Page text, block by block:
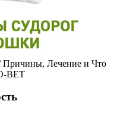
Причины, Лечение и Что
ВЕТ